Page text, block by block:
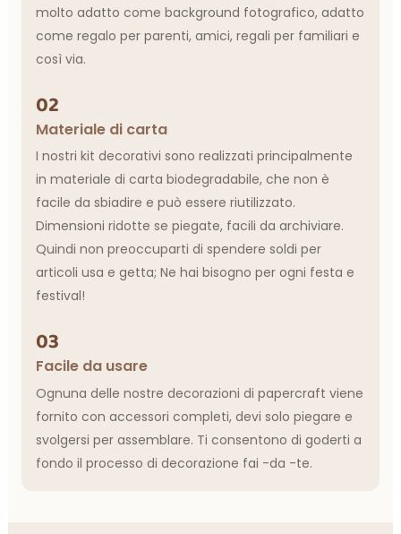
molto adatto come background fotografico, adatto
come regalo per parenti, amici, regali per familiari e
così via.
02
Materiale di carta
I nostri kit decorativi sono realizzati principalmente
in materiale di carta biodegradabile, che non è
facile da sbiadire e può essere riutilizzato.
Dimensioni ridotte se piegate, facili da archiviare.
Quindi non preoccuparti di spendere soldi per
articoli usa e getta; Ne hai bisogno per ogni festa e
festival!
03
Facile da usare
Ognuna delle nostre decorazioni di papercraft viene
fornito con accessori completi, devi solo piegare e
svolgersi per assemblare. Ti consentono di goderti a
fondo il processo di decorazione fai -da -te.